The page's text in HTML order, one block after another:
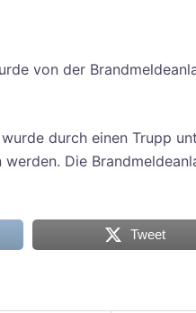
von der
durch einen Trupp
Die
Tweet